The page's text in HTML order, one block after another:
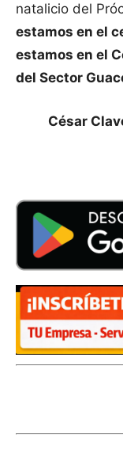
natalicio del
estamos en el
estamos en el
del Sector
César